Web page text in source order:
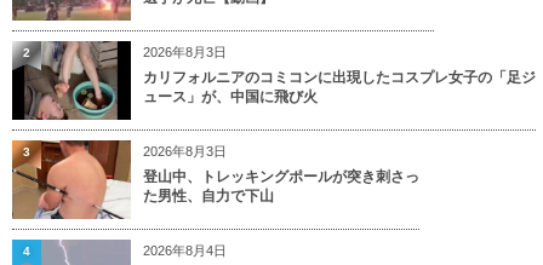
2026年8月3日
カリフォルニアのコミコンに出現したコスプレ女子の「足ジ
ュース」が、中国に飛び火
2
2026年8月3日
登山中、トレッキングポールが突き刺さっ
た男性、自力で下山
3
2026年8月4日
4